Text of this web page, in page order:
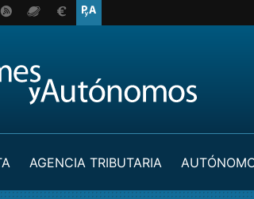
AGENCIA TRIBUTARIA